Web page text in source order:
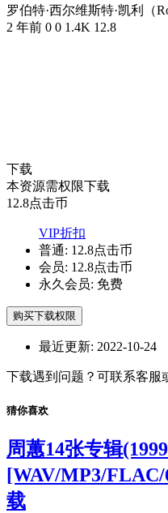
罗伯特·西尔维斯特·凯利（
2 年前 0 0 1.4K 12.8
下载
本资源需权限下载
12.8点击币
VIP折扣
普通: 12.8点击币
会员: 12.8点击币
永久会员: 免费
购买下载权限
最近更新: 2022-10-24
下载遇到问题？可联系客服
猜你喜欢
周蕙14张专辑
[WAV/MP3/
载